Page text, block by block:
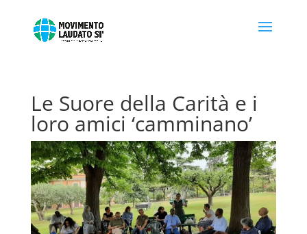
Le Suore della Carità e i
loro amici ‘camminano’